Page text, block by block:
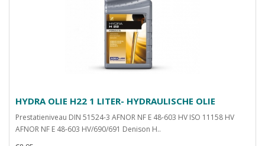
HYDRA OLIE H22 1 LITER- HYDRAULISCHE OLIE
Prestatieniveau DIN 51524-3 AFNOR NF E 48-603 HV ISO 11158 HV
AFNOR NF E 48-603 HV/690/691 Denison H..